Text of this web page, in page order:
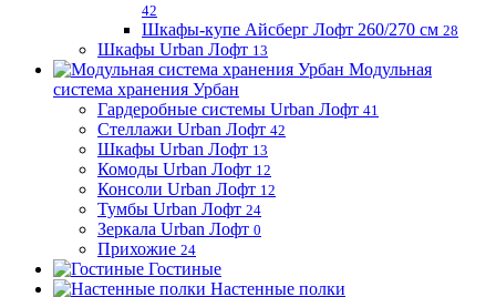
42
Шкафы-купе Айсберг Лофт 260/270 см 28
Шкафы Urban Лофт 13
Модульная
система хранения Урбан
Гардеробные системы Urban Лофт 41
Стеллажи Urban Лофт 42
Шкафы Urban Лофт 13
Комоды Urban Лофт 12
Консоли Urban Лофт 12
Тумбы Urban Лофт 24
Зеркала Urban Лофт 0
Прихожие 24
Гостиные
Настенные полки